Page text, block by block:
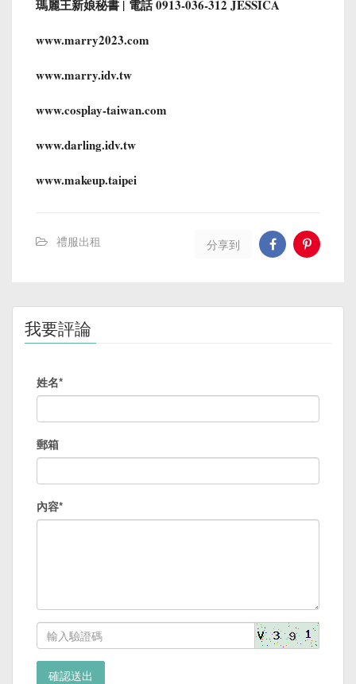
瑪麗王新娘秘書 | 電話 0913-036-312 JESSICA
www.marry2023.com
www.marry.idv.tw
www.cosplay-taiwan.com
www.darling.idv.tw
www.makeup.taipei
禮服出租 分享到
我要評論
姓名*
郵箱
內容*
確認送出